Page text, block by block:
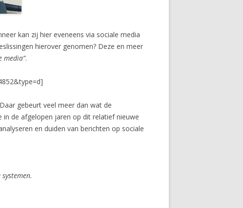
kan zij hier eveneens via sociale media
hierover genomen? Deze en meer
media”.
gebeurt veel meer dan wat de
de afgelopen jaren op dit relatief nieuwe
en duiden van berichten op sociale